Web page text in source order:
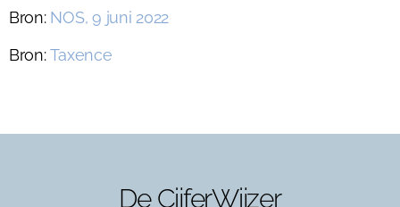
Bron: NOS, 9 juni 2022
Bron:Taxence
De CijferWijzer